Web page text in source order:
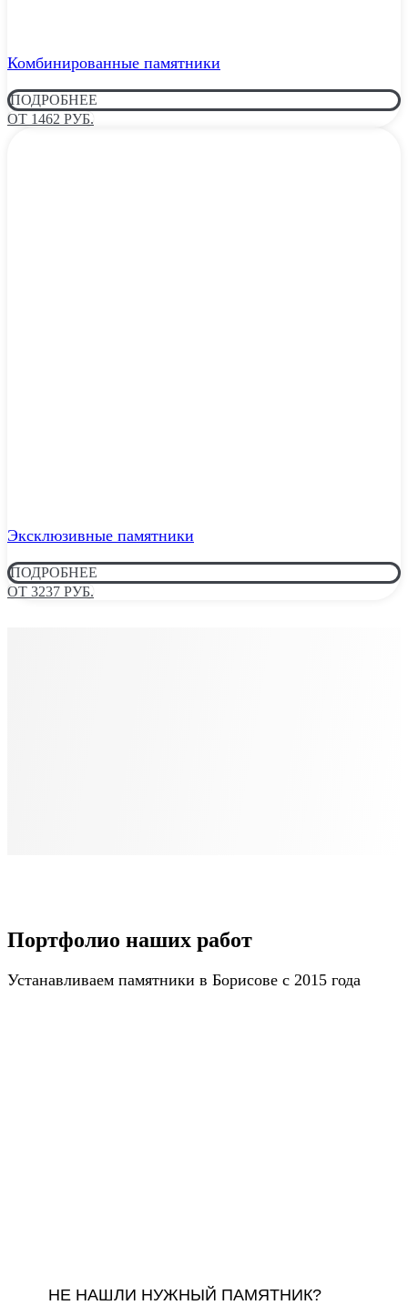
Комбинированные памятники
ПОДРОБНЕЕ
ОТ 1462 РУБ.
Эксклюзивные памятники
ПОДРОБНЕЕ
ОТ 3237 РУБ.
НЕ НАШЛИ НУЖНЫЙ ПАМЯТНИК?
Портфолио наших работ
Устанавливаем памятники в Борисове с 2015 года